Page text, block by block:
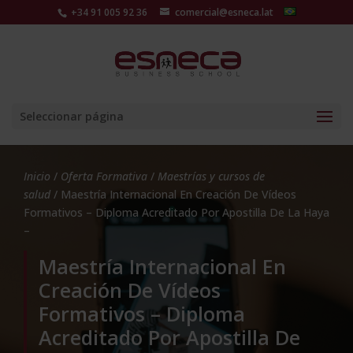
+34 91 005 92 36 comercial@esneca.lat
Seleccionar página
Inicio / Oferta Formativa / Maestrías y cursos de
salud / Maestría Internacional En Creación De Vídeos
Formativos – Diploma Acreditado Por Apostilla De La Haya
–
Maestría Internacional En
Creación De Vídeos
Formativos – Diploma
Acreditado Por Apostilla De